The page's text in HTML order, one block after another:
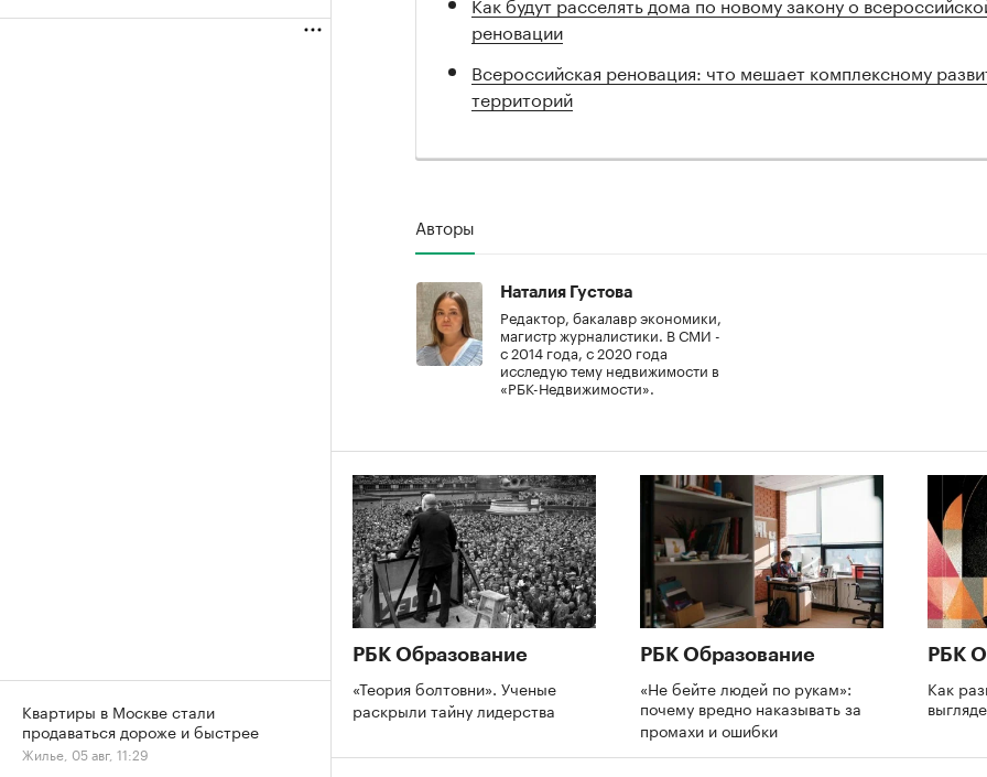
реновации
Всероссийская реновация: что мешает комплексному
территорий
Авторы
Наталия Густова
Редактор, бакалавр экономики,
магистр журналистики. В СМИ -
с 2014 года, с 2020 года
исследую тему недвижимости в
«РБК-Недвижимости».
РБК Образование
«Теория болтовни». Ученые
раскрыли тайну лидерства
РБК Образование
«Не бейте людей по рукам»:
почему вредно наказывать за
промахи и ошибки
РБК
Как
Квартиры в Москве стали
продаваться дороже и быстрее
Жилье, 05 авг, 11:29